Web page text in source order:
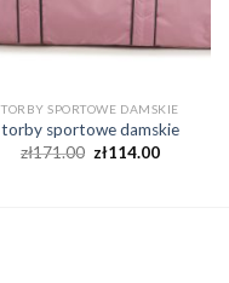
TORBY SPORTOWE DAMSKIE
torby sportowe damskie
zł171.00 zł114.00